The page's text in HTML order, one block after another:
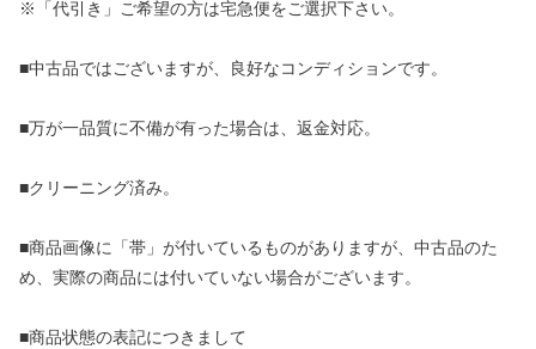
※「代引き」ご希望の方は宅急便をご選択下さい。
■中古品ではございますが、良好なコンディションです。
■万が一品質に不備が有った場合は、返金対応。
■クリーニング済み。
■商品画像に「帯」が付いているものがありますが、中古品のた
め、実際の商品には付いていない場合がございます。
■商品状態の表記につきまして